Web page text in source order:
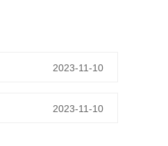
2023-11-10
2023-11-10